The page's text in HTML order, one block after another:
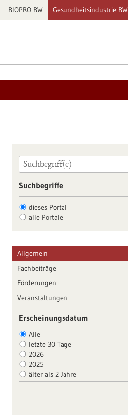
BIOPRO BW Gesundheitsindustrie BW
Suchbegriffe
dieses Portal
alle Portale
Allgemein
Fachbeiträge
Förderungen
Veranstaltungen
Erscheinungsdatum
Alle
letzte 30 Tage
2026
2025
älter als 2 Jahre